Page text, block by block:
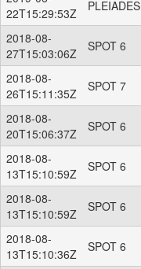
22T15:29:53Z
PLEIADES
2018-08-
27T15:03:06Z
SPOT 6
2018-08-
26T15:11:35Z
SPOT 7
2018-08-
20T15:06:37Z
SPOT 6
2018-08-
13T15:10:59Z
SPOT 6
2018-08-
13T15:10:59Z
SPOT 6
2018-08-
13T15:10:36Z
SPOT 6